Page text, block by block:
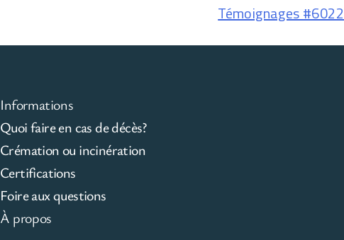
Témoignages #6022
Informations
Quoi faire en cas de décès?
Crémation ou incinération
Certifications
Foire aux questions
À propos